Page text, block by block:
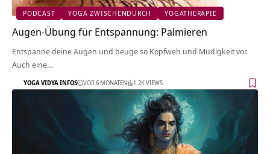
PODCAST YOGA ZWISCHENDURCH YOGATHERAPIE
Augen-Übung für Entspannung: Palmieren
Entspanne deine Augen und beuge so Kopfweh und Müdigkeit vor.
Auch eine…
YOGA VIDYA INFOS VOR 6 MONATEN 1.2K VIEWS